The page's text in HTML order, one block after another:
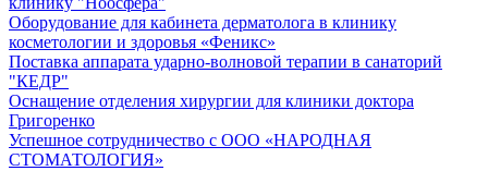
Оборудование для кабинета дерматолога в клинику
косметологии и здоровья «Феникс»
Поставка аппарата ударно-волновой терапии в санаторий
"КЕДР"
Оснащение отделения хирургии для клиники доктора
Григоренко
Успешное сотрудничество с ООО «НАРОДНАЯ
СТОМАТОЛОГИЯ»